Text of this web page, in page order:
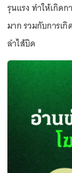
รุนแรง ทำให้เกิด
มาก รวมกับการเ
ลำไส้บิด